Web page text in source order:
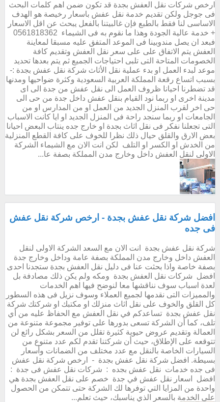
ارخص شركات نقل العفش بجدة قد تكون ضمن اهم كلمات البحث
فى جوجل ولكن تقديم خدمة نقل عفش باسعار رخيصة هو الهدف
الاساسى لنا فقط بالطبع فإن غالبيتنا بالفعل يبحث عن اقل الاسعار
+ خدمة عالية الجودة وهذا ما نقوم به فى الشيماء 0561818362
فبعد ان يصل مندوبينا فى الموعد المتفق عليه مسبقا لمعاينة
العفش يتم الاتفاق على على سعر نقل العفش وتقديم كافة
الخصومات المتاحة التى تلبى احتياجات الجميع ثم يتم بعدها تحديد
موعد لبدء العمل او بدء عملية نقل الأثاث شركة نقل عفش بجدة :-
بسبب اتساع رقعة المملكة العربية السعودية وكثرة ضواحيها ومدنها
قد تضطرنا احيانا ظروف العمل الى نقل عفش من جدة الى اى
مدينة اخرى او ربما نود القيام بنقل عفش داخل جدة من حى الى
حى اخر لقرب المنزل الجديد من العمل او من المدارس او من
الجامعات او ربما سنجد راحة فى المنزل الجديد او ايا كانت الاسباب
التى تجعلنا نفكر فى نقل اثاث بجدة او خارج جده ينتاب البعض احيانا
بعض الارق والقلق حيال ذلك نظرا للخوف على كافة القطع المنزلية
من الخدش او الكسر او التلف لكن انت الان مع الشيماء الشركة
الاولى لنقل العفش داخل وخارج مدن المملكة بصفة عا...
افضل شركة نقل عفش بجدة - ارخص شركة نقل عفش
فى جده
شركة نقل عفش بجدة انت الان مع السعد الشركة الاولى لنقل
العفش داخل وخارج مدن المملكة بصفة عامة وداخل وخارج جدة
بصفة خاصة واذا بحثت عنا فى دليل نقل العفش بجدة ستجدنا احدى
افضل شركات نقل العفش بجدة ومكه ولم يكن ذلك مصادفة بل
لعدة اسباب سوف نناقشها معا لنوضح فيها اهم الخدمات
والمميزات التى نقدمها لجميع العملاء وسوف نزيل فى هذه السطور
كل القلق والخوف على نقل اثاث منزلك او مكتبك او شركتك شركة
نقل عفش بجدة تساعدكم في نقل العفش مع الحفاظ عليه من أي
تلف، كما أن الشركة تسعى بدورها على توفير مجموعة متنوعة من
العمالة وتقديم عروض حيوية كثيرة تقلل من السعر بشكل رائع لن
تتوقعه على الإطلاق، حيث أن شركتنا تقدم لكم عدد متنوع من
السيارات الخاصة بالنقل مع عدد مختلف من الضمانات وأسعار
بسيطة. افضل شركة نقل عفش بجدة - ارخص شركة نقل عفش
فى جده خدمات نقل عفش بجده : شركات نقل عفش فى جدة :
افضل اسعار نقل عفش في جدة خصم على نقل العفش بجدة هي
واحدة من المزايا التي توفرها لك الشركة حتى تتمكن من الحصول
على الخدمة بالسعر الذي يناسبك، حيث تعلم...